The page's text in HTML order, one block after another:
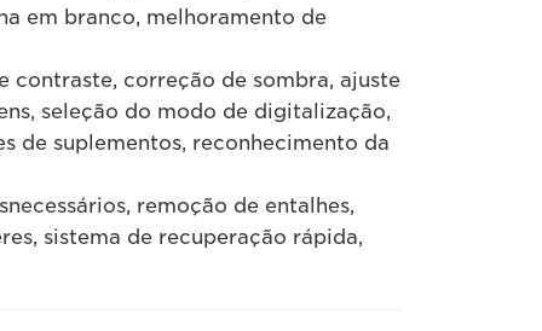
em branco, melhoramento de
contraste, correção de sombra, ajuste
seleção do modo de digitalização,
de suplementos, reconhecimento da
remoção de entalhes,
sistema de recuperação rápida,